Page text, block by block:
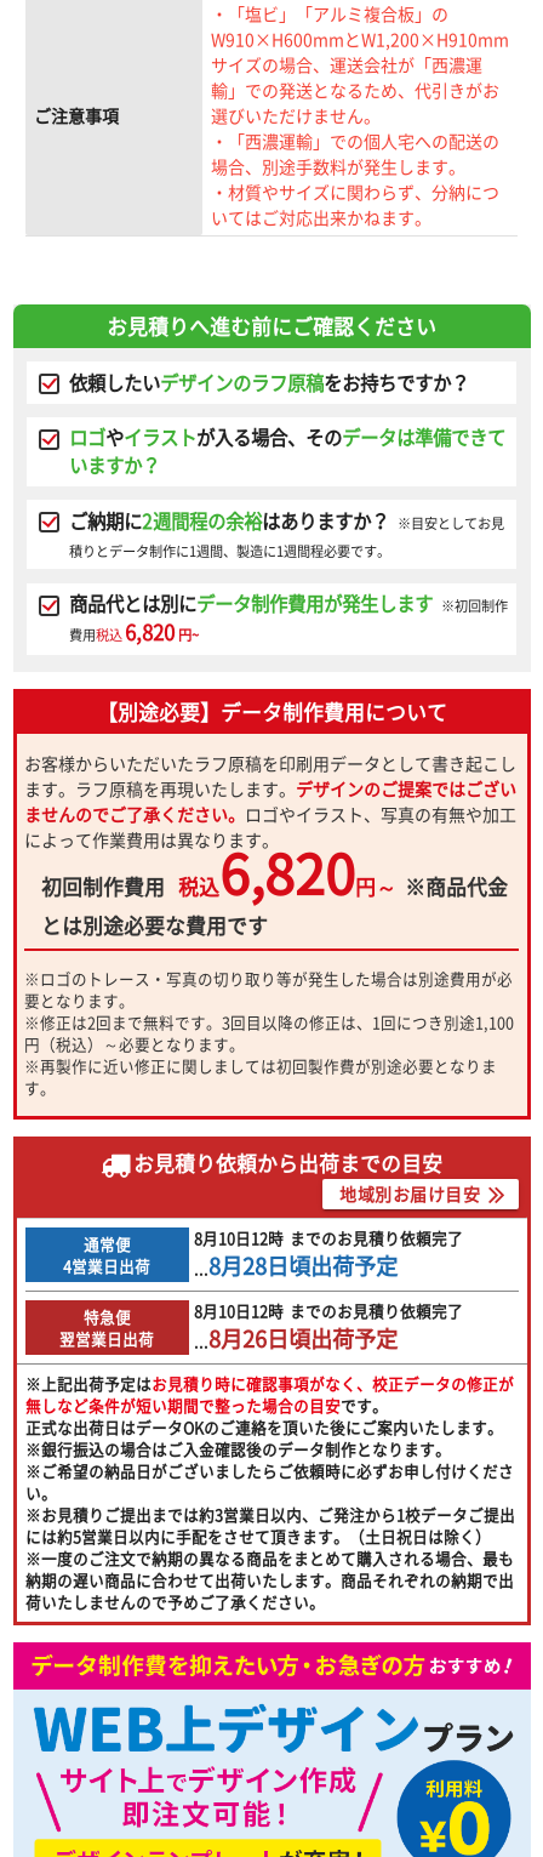
ご注意事項
・「塩ビ」「アルミ複合板」の
W910×H600mmとW1,200×H910mm
サイズの場合、運送会社が「西濃運
輸」での発送となるため、代引きがお
選びいただけません。
・「西濃運輸」での個人宅への配送の
場合、別途手数料が発生します。
・材質やサイズに関わらず、分納につ
いてはご対応出来かねます。
お見積りへ進む前にご確認ください
依頼したいデザインのラフ原稿をお持ちですか？
ロゴやイラストが入る場合、そのデータは準備できて
いますか？
ご納期に2週間程の余裕はありますか？
※目安としてお見
積りとデータ制作に1週間、製造に1週間程必要です。
商品代とは別にデータ制作費用が発生します ※初回制作
費用税込6,820 円~
【別途必要】データ制作費用について
お客様からいただいたラフ原稿を印刷用データとして書き起こし
ます。ラフ原稿を再現いたします。 デザインのご提案ではござい
ませんのでご了承ください。 ロゴやイラスト、写真の有無や加工
によって作業費用は異なります。
初回制作費用 税込6,820円～ ※商品代金
とは別途必要な費用です
※ロゴのトレース・写真の切り取り等が発生した場合は別途費用が必
要となります。
※修正は2回まで無料です。3回目以降の修正は、1回につき別途1,100
円（税込）～必要となります。
※再製作に近い修正に関しましては初回製作費が別途必要となりま
す。
お見積り依頼から出荷までの目安
地域別お届け目安
通常便
4営業日出荷
8月10日12時 までのお見積り依頼完了
...8月28日頃出荷予定
特急便
翌営業日出荷
8月10日12時 までのお見積り依頼完了
...8月26日頃出荷予定
※上記出荷予定はお見積り時に確認事項がなく、校正データの修正が
無しなど条件が短い期間で整った場合の目安です。
正式な出荷日はデータOKのご連絡を頂いた後にご案内いたします。
※銀行振込の場合はご入金確認後のデータ制作となります。
※ご希望の納品日がございましたらご依頼時に必ずお申し付けくださ
い。
※お見積りご提出までは約3営業日以内、ご発注から1校データご提出
には約5営業日以内に手配をさせて頂きます。（土日祝日は除く）
※一度のご注文で納期の異なる商品をまとめて購入される場合、最も
納期の遅い商品に合わせて出荷いたします。商品それぞれの納期で出
荷いたしませんので予めご了承ください。